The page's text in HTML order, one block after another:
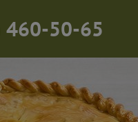
460-50-65